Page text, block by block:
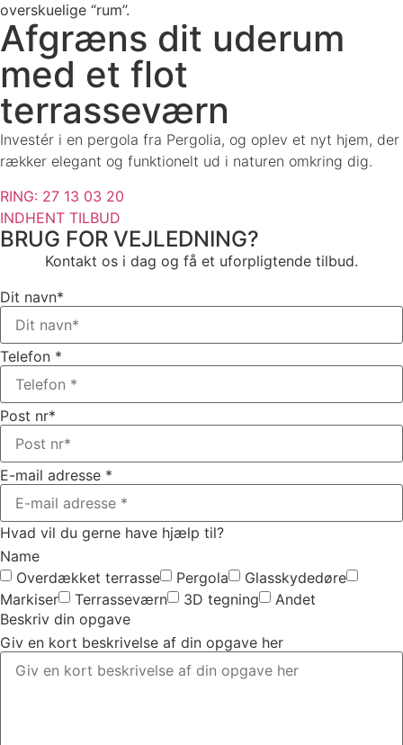
overskuelige “rum”.
Afgræns dit uderum
med et flot
terrasseværn
Investér i en pergola fra Pergolia, og oplev et nyt hjem, der
rækker elegant og funktionelt ud i naturen omkring dig.
RING: 27 13 03 20
INDHENT TILBUD
BRUG FOR VEJLEDNING?
Kontakt os i dag og få et uforpligtende tilbud.
Dit navn*
Telefon *
Post nr*
E-mail adresse *
Hvad vil du gerne have hjælp til?
Name
Overdækket terrasse
Pergola
Glasskydedøre
Markiser
Terrasseværn 3D tegning
Andet
Beskriv din opgave
Giv en kort beskrivelse af din opgave her